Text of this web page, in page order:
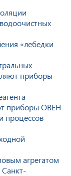
«лебедки
приборы
приборы ОВЕН
процессов
агрегатом
Санкт-